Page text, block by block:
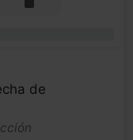
de